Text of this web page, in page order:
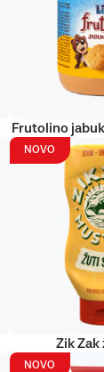
Frutolino
NOVO
Zik Zak
NOVO